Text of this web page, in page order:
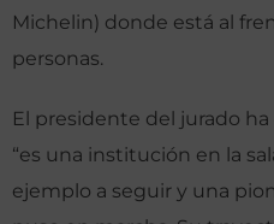
Michelin) donde está al
personas.
El presidente del jurado
“es una institución en la
ejemplo a seguir y una